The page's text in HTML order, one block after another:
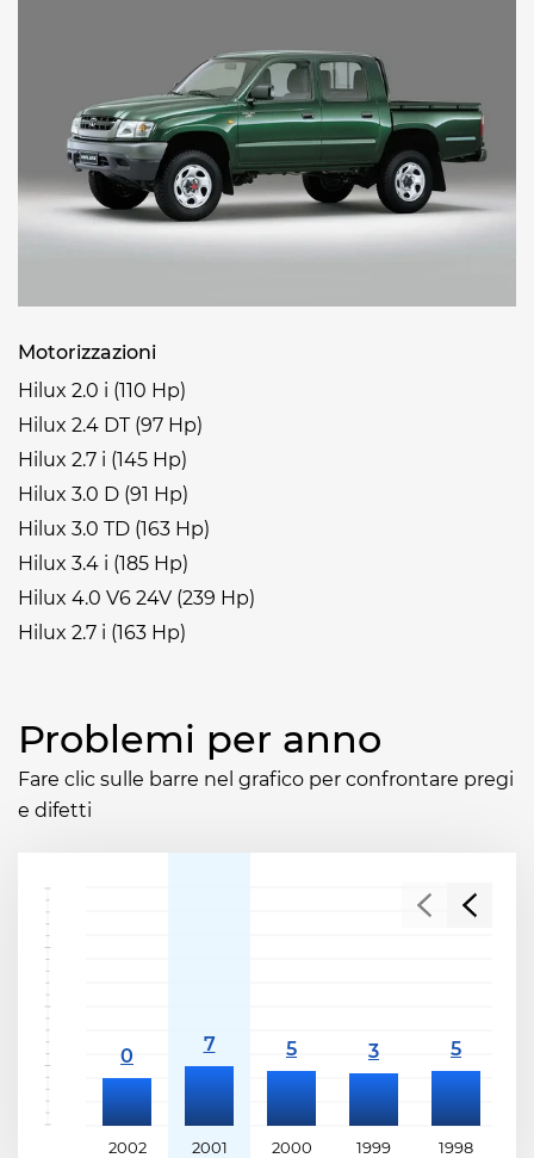
Motorizzazioni
Hilux 2.0 i (110 Hp)
Hilux 2.4 DT (97 Hp)
Hilux 2.7 i (145 Hp)
Hilux 3.0 D (91 Hp)
Hilux 3.0 TD (163 Hp)
Hilux 3.4 i (185 Hp)
Hilux 4.0 V6 24V (239 Hp)
Hilux 2.7 i (163 Hp)
Problemi per anno
Fare clic sulle barre nel grafico per confrontare pregi
e difetti
2002 2001 2000 1999 1998